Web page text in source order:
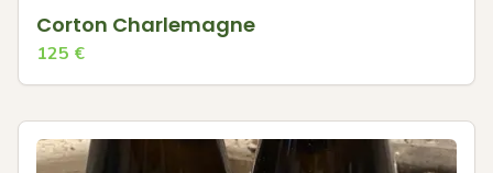
Corton Charlemagne
125 €